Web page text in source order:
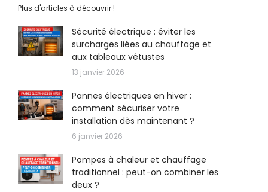
Plus d'articles à découvrir !
Sécurité électrique : éviter les
surcharges liées au chauffage et
aux tableaux vétustes
13 janvier 2026
Pannes électriques en hiver :
comment sécuriser votre
installation dès maintenant ?
6 janvier 2026
Pompes à chaleur et chauffage
traditionnel : peut-on combiner les
deux ?